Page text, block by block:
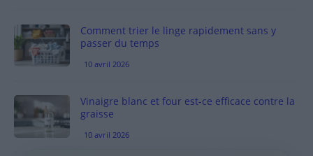
Comment trier le linge rapidement sans y
passer du temps
10 avril 2026
Vinaigre blanc et four est-ce efficace contre la
graisse
10 avril 2026